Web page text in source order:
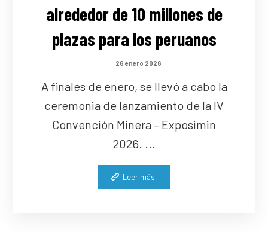
alrededor de 10 millones de
plazas para los peruanos
26 enero 2026
A finales de enero, se llevó a cabo la
ceremonia de lanzamiento de la IV
Convención Minera – Exposimin
2026. ...
Leer más